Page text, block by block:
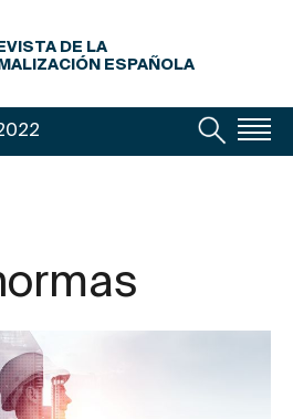
DE LA
ESPAÑOLA